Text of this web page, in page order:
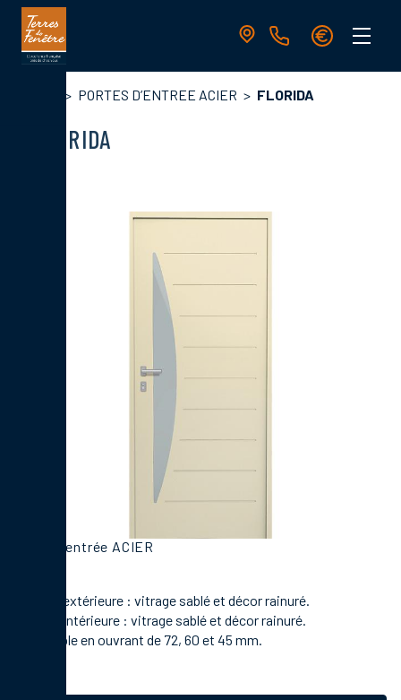
Aller
contenu
principale
PORTES D’ENTREE ACIER FLORIDA
FLORIDA
Porte d'entrée ACIER
En face extérieure : vitrage sablé et décor rainuré.
En face intérieure : vitrage sablé et décor rainuré.
Disponible en ouvrant de 72, 60 et 45 mm.